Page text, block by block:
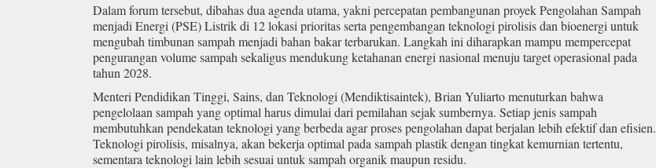
Dalam forum tersebut, dibahas dua agenda utama, yakni percepatan pembangunan proyek Pengolahan Sampah
menjadi Energi (PSE) Listrik di 12 lokasi prioritas serta pengembangan teknologi pirolisis dan bioenergi untuk
mengubah timbunan sampah menjadi bahan bakar terbarukan. Langkah ini diharapkan mampu mempercepat
pengurangan volume sampah sekaligus mendukung ketahanan energi nasional menuju target operasional pada
tahun 2028.
Menteri Pendidikan Tinggi, Sains, dan Teknologi (Mendiktisaintek), Brian Yuliarto menuturkan bahwa
pengelolaan sampah yang optimal harus dimulai dari pemilahan sejak sumbernya. Setiap jenis sampah
membutuhkan pendekatan teknologi yang berbeda agar proses pengolahan dapat berjalan lebih efektif dan efisien.
Teknologi pirolisis, misalnya, akan bekerja optimal pada sampah plastik dengan tingkat kemurnian tertentu,
sementara teknologi lain lebih sesuai untuk sampah organik maupun residu.